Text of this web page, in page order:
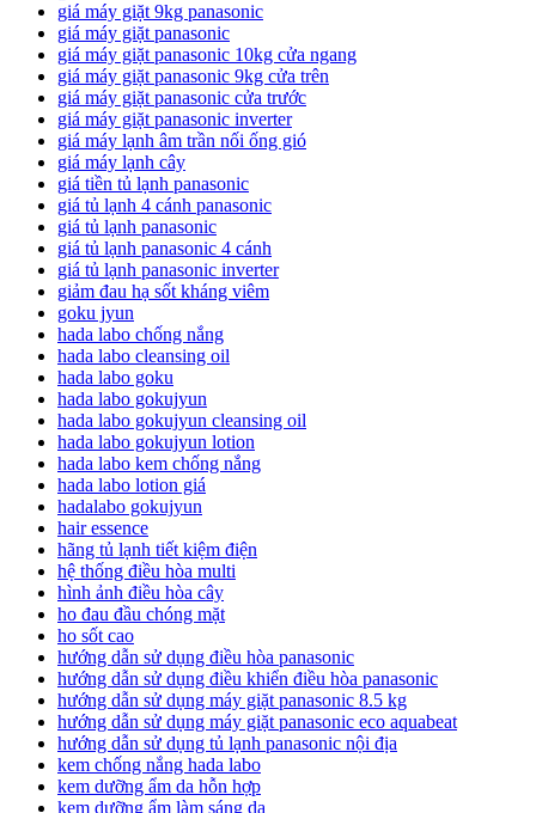
giá máy giặt 9kg panasonic
giá máy giặt panasonic
giá máy giặt panasonic 10kg cửa ngang
giá máy giặt panasonic 9kg cửa trên
giá máy giặt panasonic cửa trước
giá máy giặt panasonic inverter
giá máy lạnh âm trần nối ống gió
giá máy lạnh cây
giá tiền tủ lạnh panasonic
giá tủ lạnh 4 cánh panasonic
giá tủ lạnh panasonic
giá tủ lạnh panasonic 4 cánh
giá tủ lạnh panasonic inverter
giảm đau hạ sốt kháng viêm
goku jyun
hada labo chống nắng
hada labo cleansing oil
hada labo goku
hada labo gokujyun
hada labo gokujyun cleansing oil
hada labo gokujyun lotion
hada labo kem chống nắng
hada labo lotion giá
hadalabo gokujyun
hair essence
hãng tủ lạnh tiết kiệm điện
hệ thống điều hòa multi
hình ảnh điều hòa cây
ho đau đầu chóng mặt
ho sốt cao
hướng dẫn sử dụng điều hòa panasonic
hướng dẫn sử dụng điều khiển điều hòa panasonic
hướng dẫn sử dụng máy giặt panasonic 8.5 kg
hướng dẫn sử dụng máy giặt panasonic eco aquabeat
hướng dẫn sử dụng tủ lạnh panasonic nội địa
kem chống nắng hada labo
kem dưỡng ẩm da hỗn hợp
kem dưỡng ẩm làm sáng da